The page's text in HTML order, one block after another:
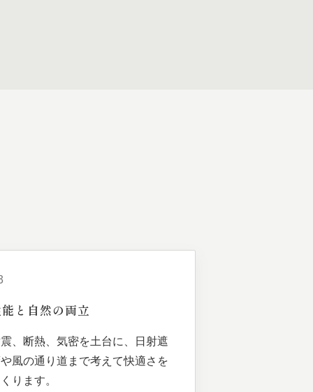
と 自然の両立
、断熱、気密を土台に、日射遮
風の通り道まで考えて快適さを
ります。